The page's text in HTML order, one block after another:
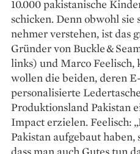
10.000 pakistanische
schicken. Denn ­obwohl
nehmer verstehen, ist das
Gründer von Buckle &
links) und Marco Feelisch,
wollen die beiden, deren
personalisierte
Produktionsland Pakistan
Impact ­erzielen. Feelisch:
Pakistan aufgebaut
dass man auch ­Gutes tun